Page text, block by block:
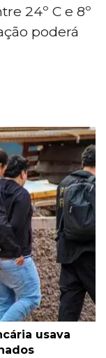
24º C e 8º
poderá
usava